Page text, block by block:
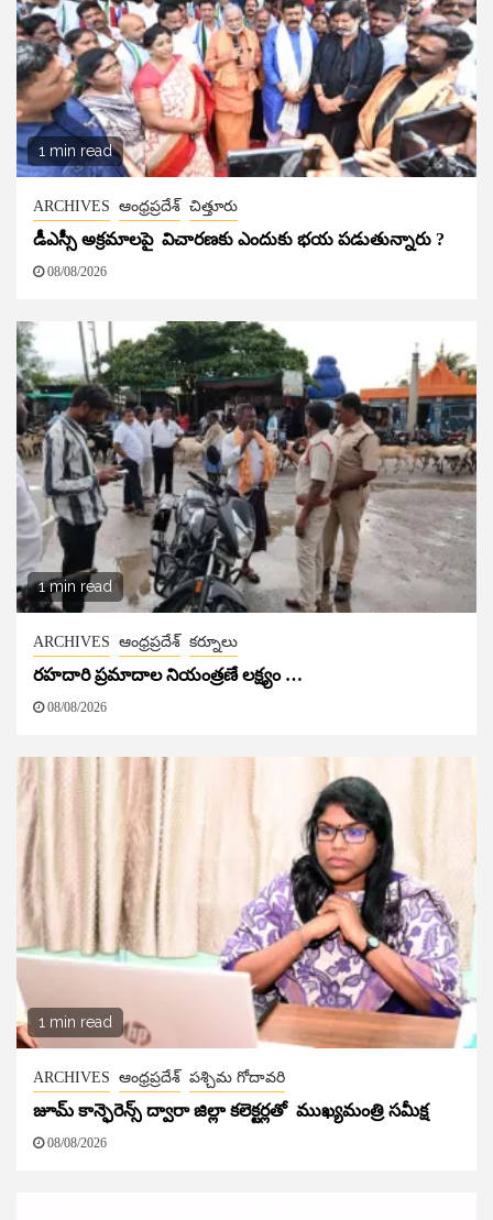
1 min read
ARCHIVES ఆంధ్రప్రదేశ్ చిత్తూరు
డీఎస్సీ అక్రమాలపై విచారణకు ఎందుకు భయ పడుతున్నారు ?
08/08/2026
1 min read
ARCHIVES ఆంధ్రప్రదేశ్ కర్నూలు
రహదారి ప్రమాదాల నియంత్రణే లక్ష్యం …
08/08/2026
1 min read
ARCHIVES ఆంధ్రప్రదేశ్ పశ్చిమ గోదావరి
జూమ్ కాన్ఫెరెన్స్ ద్వారా జిల్లా కలెక్టర్లతో ముఖ్యమంత్రి సమీక్ష
08/08/2026